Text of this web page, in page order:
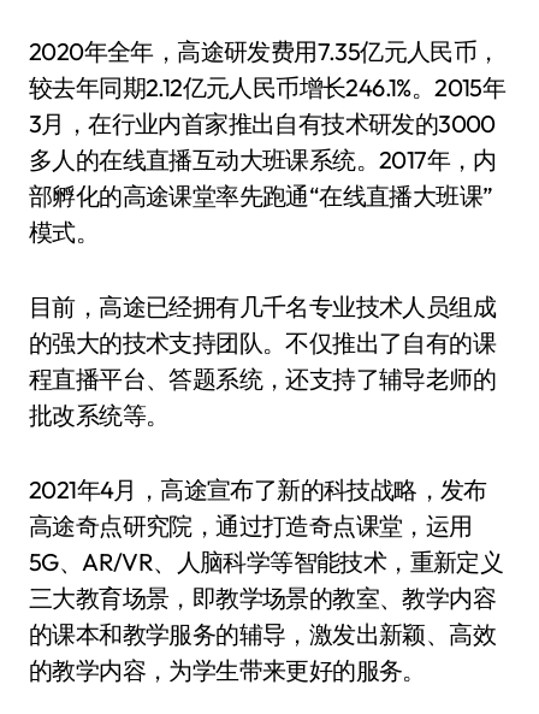
2020年全年，高途研发费用7.35亿元人民币，
较去年同期2.12亿元人民币增长246.1%。2015年
3月，在行业内首家推出自有技术研发的3000
多人的在线直播互动大班课系统。2017年，内
部孵化的高途课堂率先跑通“在线直播大班课”
模式。
目前，高途已经拥有几千名专业技术人员组成
的强大的技术支持团队。不仅推出了自有的课
程直播平台、答题系统，还支持了辅导老师的
批改系统等。
2021年4月，高途宣布了新的科技战略，发布
高途奇点研究院，通过打造奇点课堂，运用
5G、AR/VR、人脑科学等智能技术，重新定义
三大教育场景，即教学场景的教室、教学内容
的课本和教学服务的辅导，激发出新颖、高效
的教学内容，为学生带来更好的服务。